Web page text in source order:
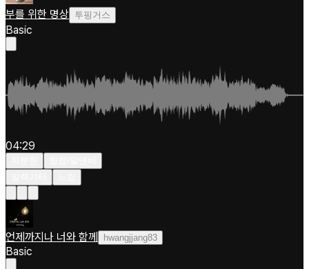
부를 위한 명상 투핑거스
Basic
04:29
언제까지나 너와 함께 hwangjjang83
Basic